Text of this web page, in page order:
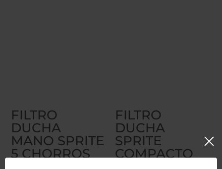
FILTRO
DUCHA
MANO SPRITE
5 CHORROS
FILTRO
DUCHA
SPRITE
COMPACTO